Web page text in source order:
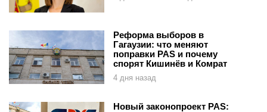
Реформа выборов в
Гагаузии: что меняют
поправки PAS и почему
спорят Кишинёв и Комрат
4 дня назад
Новый законопроект PAS: